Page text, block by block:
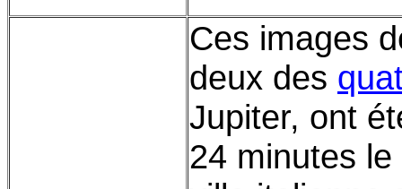
Ces images
deux des
Jupiter, ont
24 minutes